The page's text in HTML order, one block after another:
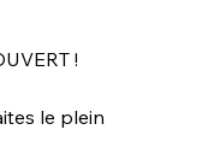
!
le plein